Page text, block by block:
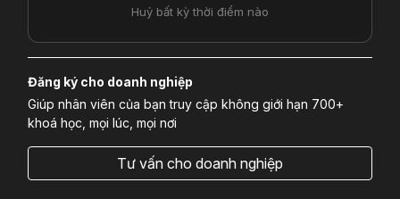
Huỷ bất kỳ thời điểm nào
Đăng ký cho doanh nghiệp
Giúp nhân viên của bạn truy cập không giới hạn 700+
khoá học, mọi lúc, mọi nơi
Tư vấn cho doanh nghiệp